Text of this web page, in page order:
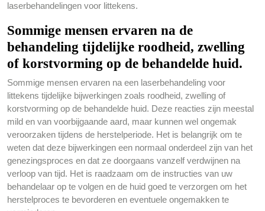
laserbehandelingen voor littekens.
Sommige mensen ervaren na de
behandeling tijdelijke roodheid, zwelling
of korstvorming op de behandelde huid.
Sommige mensen ervaren na een laserbehandeling voor
littekens tijdelijke bijwerkingen zoals roodheid, zwelling of
korstvorming op de behandelde huid. Deze reacties zijn meestal
mild en van voorbijgaande aard, maar kunnen wel ongemak
veroorzaken tijdens de herstelperiode. Het is belangrijk om te
weten dat deze bijwerkingen een normaal onderdeel zijn van het
genezingsproces en dat ze doorgaans vanzelf verdwijnen na
verloop van tijd. Het is raadzaam om de instructies van uw
behandelaar op te volgen en de huid goed te verzorgen om het
herstelproces te bevorderen en eventuele ongemakken te